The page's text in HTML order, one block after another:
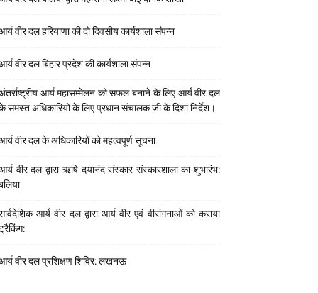
वीर दल हरियाणा की दो दिवसीय कार्यशाला संपन्न
वीर दल बिहार प्रदेश की कार्यशाला संपन्न
आर्य महासम्मेलन को सफल बनाने के लिए आर्य वीर दल
समस्त अधिकारियों के लिए प्रधान संचालक जी के दिशा निर्देश।
वीर दल के अधिकारियों को महत्वपूर्ण सूचना
वीर दल द्वारा ऋषि दयानंद संस्कार संस्कारशाला का शुभारंभ:
आर्य वीर दल द्वारा आर्य वीर एवं वीरांगनाओं को कराया
वीर दल प्रशिक्षण शिविर: लखनऊ